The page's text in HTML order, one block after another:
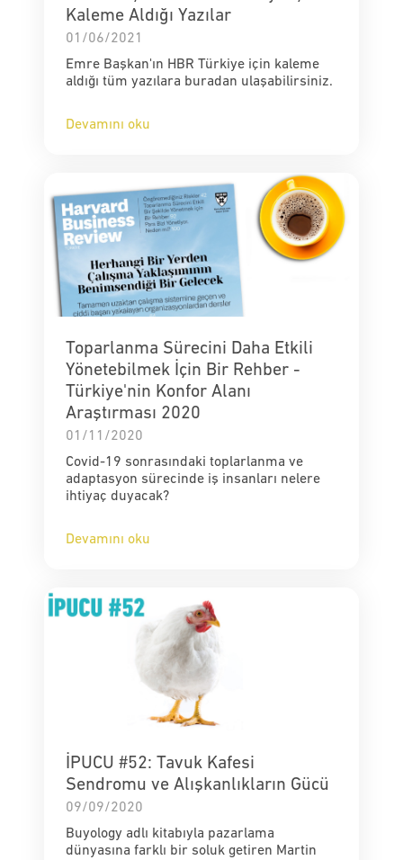
Kaleme Aldığı Yazılar
01/06/2021
Emre Başkan'ın HBR Türkiye için kaleme
aldığı tüm yazılara buradan ulaşabilirsiniz.
Devamını oku
Toparlanma Sürecini Daha Etkili
Yönetebilmek İçin Bir Rehber -
Türkiye'nin Konfor Alanı
Araştırması 2020
01/11/2020
Covid-19 sonrasındaki toplarlanma ve
adaptasyon sürecinde iş insanları nelere
ihtiyaç duyacak?
Devamını oku
İPUCU #52: Tavuk Kafesi
Sendromu ve Alışkanlıkların Gücü
09/09/2020
Buyology adlı kitabıyla pazarlama
dünyasına farklı bir soluk getiren Martin